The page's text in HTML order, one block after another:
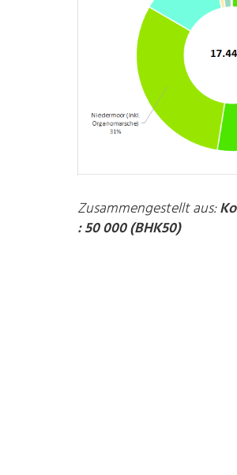
Zusammengestellt aus:
: 50 000 (BHK50)